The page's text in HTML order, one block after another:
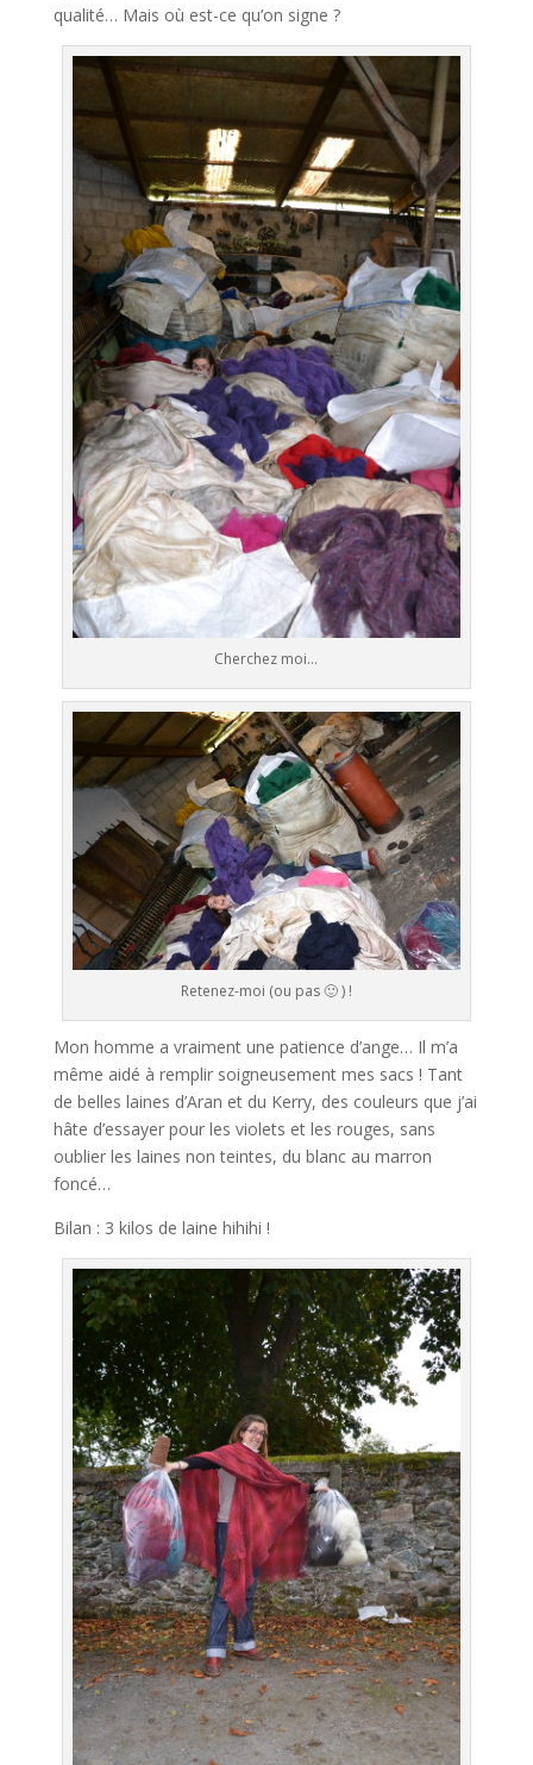
qualité… Mais où est-ce qu’on signe ?
Cherchez moi…
Retenez-moi (ou pas 🙂 ) !
Mon homme a vraiment une patience d’ange… Il m’a
même aidé à remplir soigneusement mes sacs ! Tant
de belles laines d’Aran et du Kerry, des couleurs que j’ai
hâte d’essayer pour les violets et les rouges, sans
oublier les laines non teintes, du blanc au marron
foncé…
Bilan : 3 kilos de laine hihihi !